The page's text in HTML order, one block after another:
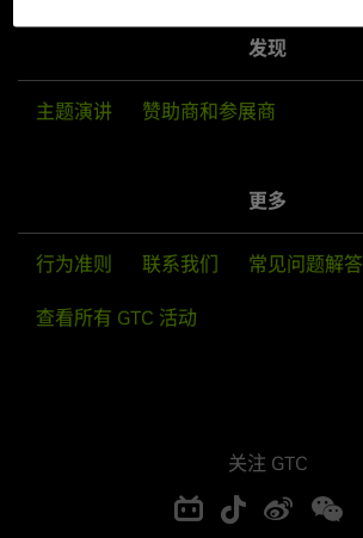
发现
主题演讲 赞助商和参展商
更多
行为准则 联系我们 常见问题解答
查看所有 GTC 活动
关注 GTC